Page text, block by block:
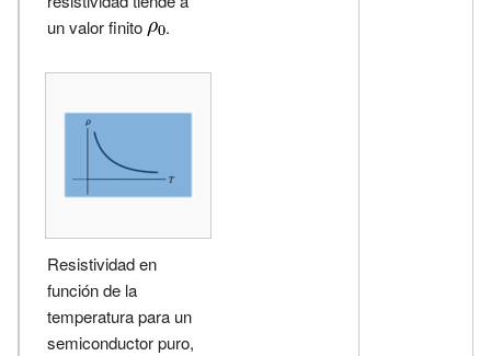
un valor finito
.
Resistividad en
función de la
temperatura para un
semiconductor puro,